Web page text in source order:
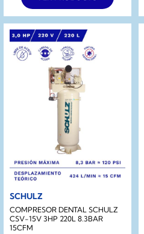
SCHULZ
COMPRESOR DENTAL SCHULZ
CSV-15V 3HP 220L 8.3BAR
15CFM